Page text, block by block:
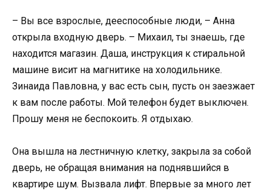
– Вы все взрослые, дееспособные люди, – Анна
открыла входную дверь. – Михаил, ты знаешь, где
находится магазин. Даша, инструкция к стиральной
машине висит на магнитике на холодильнике.
Зинаида Павловна, у вас есть сын, пусть он заезжает
к вам после работы. Мой телефон будет выключен.
Прошу меня не беспокоить. Я отдыхаю.
Она вышла на лестничную клетку, закрыла за собой
дверь, не обращая внимания на поднявшийся в
квартире шум. Вызвала лифт. Впервые за много лет